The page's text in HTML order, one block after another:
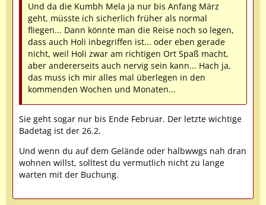
Und da die Kumbh Mela ja nur bis Anfang März
geht, müsste ich sicherlich früher als normal
fliegen... Dann könnte man die Reise noch so legen,
dass auch Holi inbegriffen ist... oder eben gerade
nicht, weil Holi zwar am richtigen Ort Spaß macht,
aber andererseits auch nervig sein kann... Hach ja,
das muss ich mir alles mal überlegen in den
kommenden Wochen und Monaten...
Sie geht sogar nur bis Ende Februar. Der letzte wichtige
Badetag ist der 26.2.
Und wenn du auf dem Gelände oder halbwwgs nah dran
wohnen willst, solltest du vermutlich nicht zu lange
warten mit der Buchung.